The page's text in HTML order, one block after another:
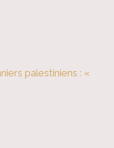
palestiniens : «